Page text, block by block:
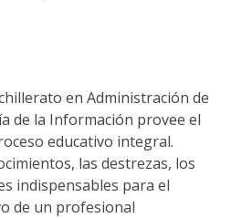
en Administración de
de la Información provee el
educativo integral.
las destrezas, los
indispensables para el
de un profesional